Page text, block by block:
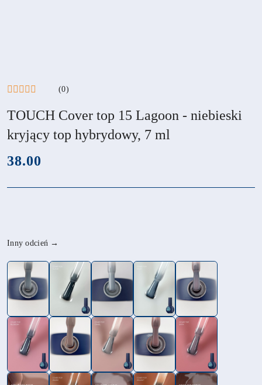
(0)
TOUCH Cover top 15 Lagoon - niebieski
kryjący top hybrydowy, 7 ml
cena:
38.00
Wariant
Inny odcień →